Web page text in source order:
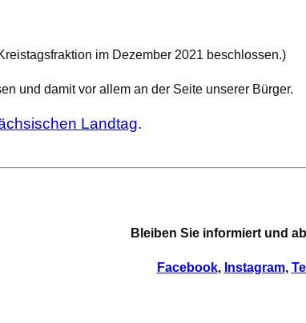
im Dezember 2021 beschlossen.)
und damit vor allem an der Seite unserer Bürger.
Landtag.
Bleiben Sie informiert und
Facebook, Instagram,